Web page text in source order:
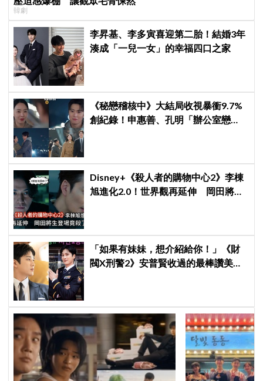
韓劇
李昇基、李多寅喜迎第二胎！結婚3年
湊成「一兒一女」的幸福四口之家
《秘戀稽核中》大結局收視暴衝9.7%
創紀錄！申惠善、孔明「辦公室戀
Disney+《殺人者的購物中心2》李棟
旭進化2.0！世界觀再延伸 岡田將生
「如果有妹妹，想介紹給你！」《財
閥X刑警2》安普賢收過的最棒讚美，